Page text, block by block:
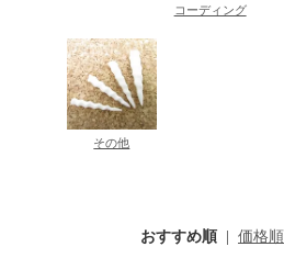
コーディング
その他
おすすめ順 価格順